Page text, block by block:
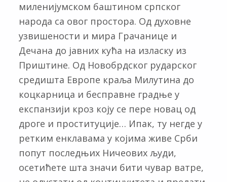
миленијумском баштином српског
народа са овог простора. Од духовне
узвишености и мира Грачанице и
Дечана до јавних кућа на изласку из
Приштине. Од Новобрдског рударског
средишта Европе краља Милутина до
коцкарница и бесправне градње у
експанзији кроз коју се пере новац од
дроге и проституције… Ипак, ту негде у
ретким енклавама у којима живе Срби
попут последњих Ничеових људи,
осетићете шта значи бити чувар ватре,